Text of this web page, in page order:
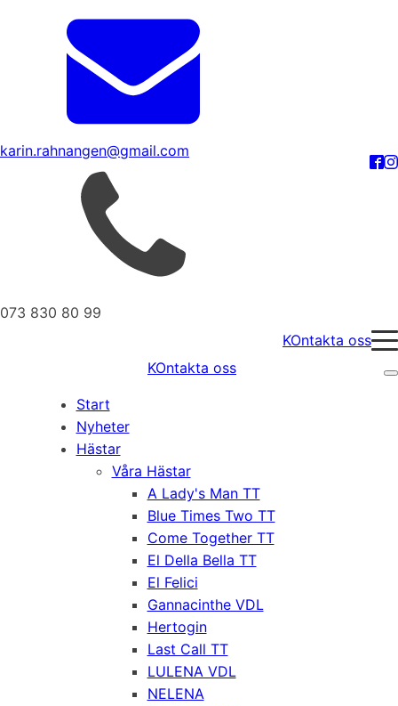
karin.rahnangen@gmail.com
073 830 80 99
KOntakta oss
KOntakta oss
Start
Nyheter
Hästar
Våra Hästar
A Lady's Man TT
Blue Times Two TT
Come Together TT
El Della Bella TT
El Felici
Gannacinthe VDL
Hertogin
Last Call TT
LULENA VDL
NELENA